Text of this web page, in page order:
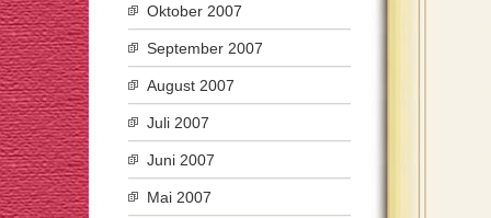
Oktober 2007
September 2007
August 2007
Juli 2007
Juni 2007
Mai 2007